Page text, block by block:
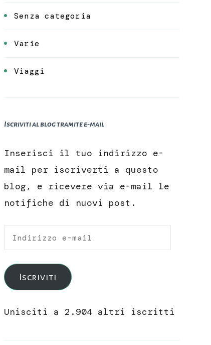
Senza categoria
Varie
Viaggi
Iscriviti al blog tramite e-mail
Inserisci il tuo indirizzo e-
mail per iscriverti a questo
blog, e ricevere via e-mail le
notifiche di nuovi post.
Indirizzo
mail
Iscriviti
Unisciti a 2.904 altri iscritti